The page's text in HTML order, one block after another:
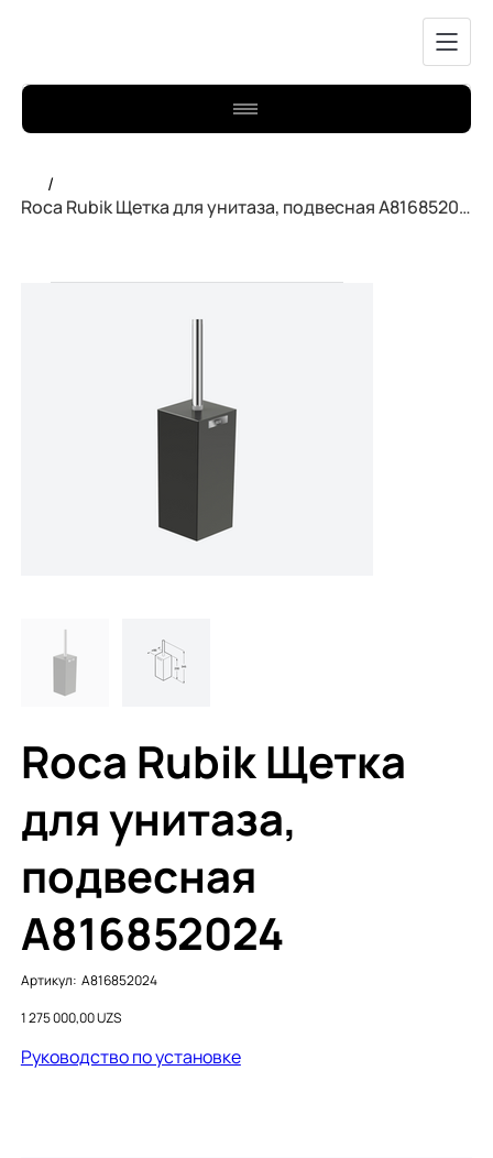
/
Roca Rubik Щетка для унитаза, подвесная A816852024
Roca Rubik Щетка
для унитаза,
подвесная
A816852024
Артикул:
Артикул:
A816852024
A816852024
Цена
1 275 000,00 UZS
Руководство по установке